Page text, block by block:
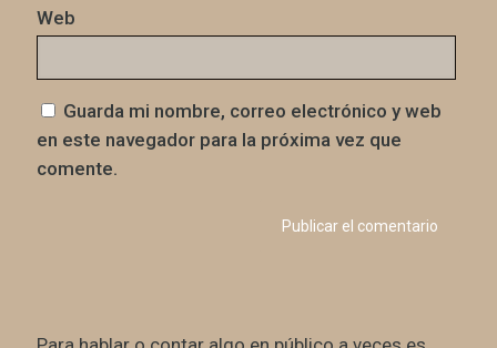
Web
Guarda mi nombre, correo electrónico y web
en este navegador para la próxima vez que
comente.